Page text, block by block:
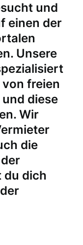
und
einen der
Unsere
freien
diese
Wir
die
du dich